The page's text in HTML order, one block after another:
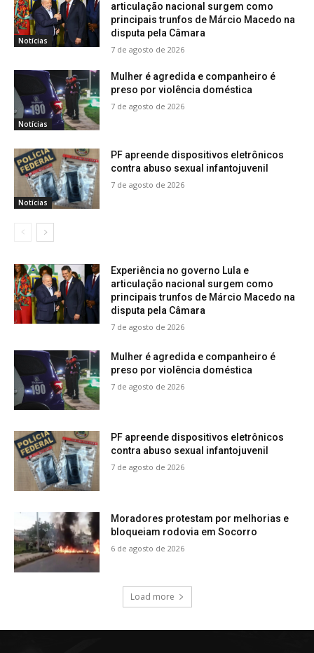
Notícias
articulação nacional surgem como
principais trunfos de Márcio Macedo na
disputa pela Câmara
7 de agosto de 2026
Notícias
Mulher é agredida e companheiro é
preso por violência doméstica
7 de agosto de 2026
Notícias
PF apreende dispositivos eletrônicos
contra abuso sexual infantojuvenil
7 de agosto de 2026
Experiência no governo Lula e
articulação nacional surgem como
principais trunfos de Márcio Macedo na
disputa pela Câmara
7 de agosto de 2026
Mulher é agredida e companheiro é
preso por violência doméstica
7 de agosto de 2026
PF apreende dispositivos eletrônicos
contra abuso sexual infantojuvenil
7 de agosto de 2026
Moradores protestam por melhorias e
bloqueiam rodovia em Socorro
6 de agosto de 2026
Load more